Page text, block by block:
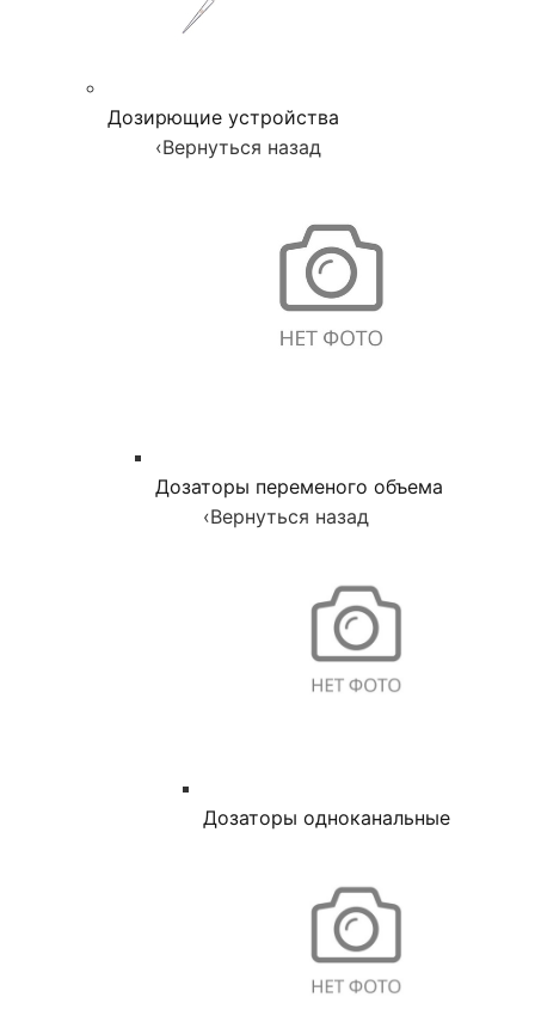
Дозирющие устройства
‹Вернуться назад
Дозаторы переменого объема
‹Вернуться назад
Дозаторы одноканальные